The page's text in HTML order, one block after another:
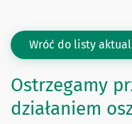
Wróć do listy
Ostrzegamy
działaniem